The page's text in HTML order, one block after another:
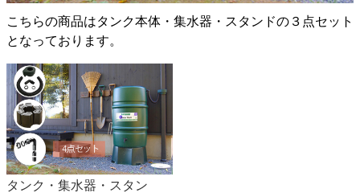
こちらの商品はタンク本体・集水器・スタンドの３点セット
となっております。
タンク・集水器・スタン